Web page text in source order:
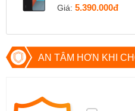
Giá: 5.390.000đ
AN TÂM HƠN KHI